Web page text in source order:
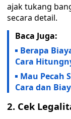
ajak tukang
secara detail.
Baca Juga:
Berapa
Cara
Mau Pecah
Cara dan
2. Cek